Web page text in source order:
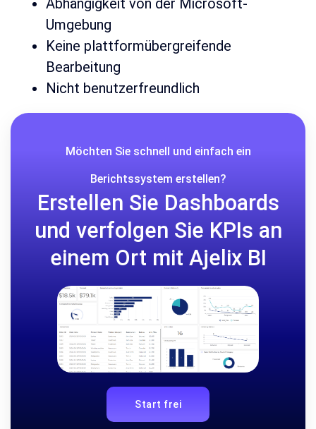
Abhängigkeit von der Microsoft-
Umgebung
Keine plattformübergreifende
Bearbeitung
Nicht benutzerfreundlich
Möchten Sie schnell und einfach ein
Berichtssystem erstellen?
Erstellen Sie Dashboards
und verfolgen Sie KPIs an
einem Ort mit Ajelix BI
Start frei